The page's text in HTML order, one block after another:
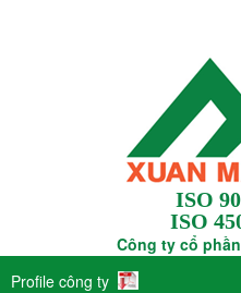
ISO
ISO
Công ty cổ
Profile công ty